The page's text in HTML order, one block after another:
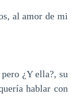
al amor de mi
¿Y ella?, su
hablar con